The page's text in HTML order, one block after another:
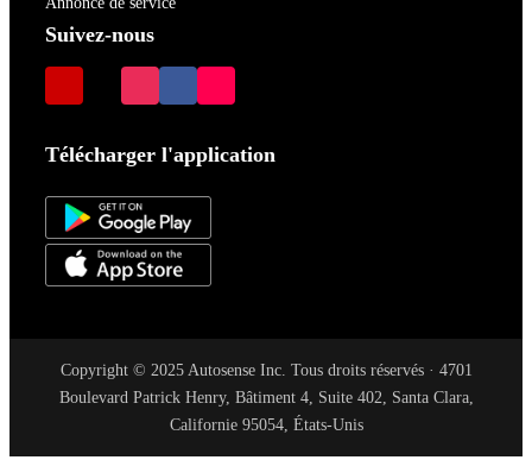
Suivez-nous
Télécharger l'application
Copyright © 2025 Autosense Inc. Tous droits réservés · 4701
Boulevard Patrick Henry, Bâtiment 4, Suite 402, Santa Clara,
Californie 95054, États-Unis